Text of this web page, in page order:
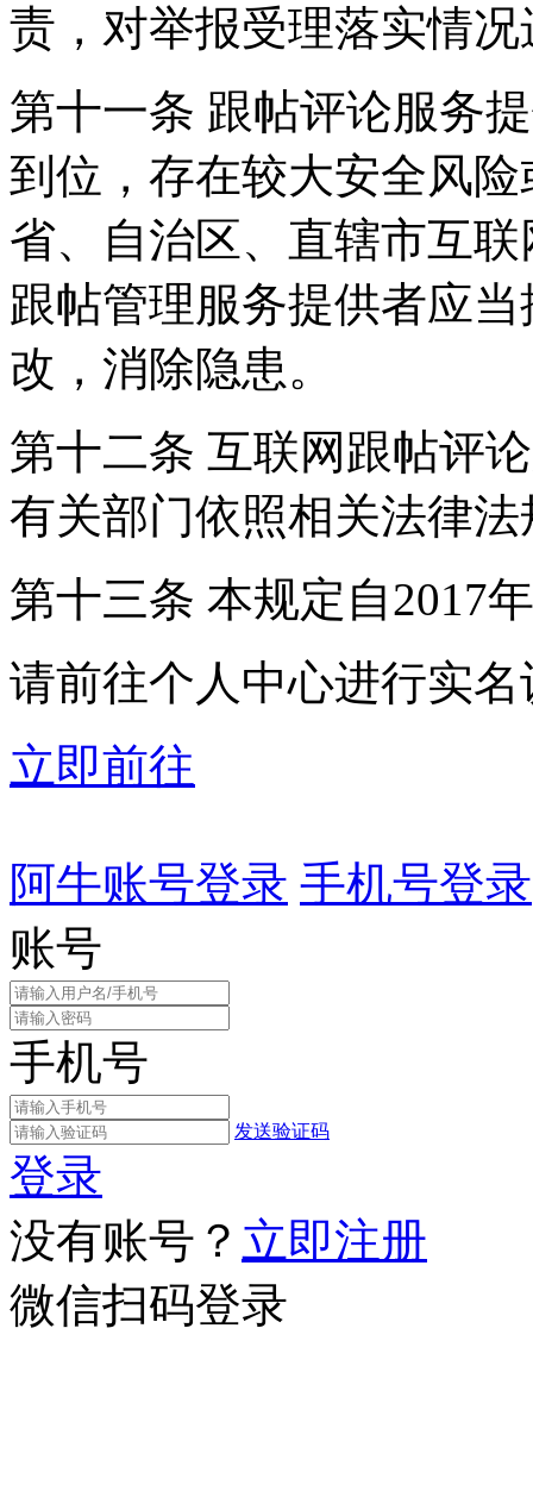
责，对举报受理落实情
第十一条 跟帖评论服务
到位，存在较大安全风
省、自治区、直辖市互
跟帖管理服务提供者应
改，消除隐患。
第十二条 互联网跟帖评
有关部门依照相关法律
第十三条 本规定自2017
请前往个人中心进行实名
立即前往
阿牛账号登录 手机号登录
账号
手机号
发送验证码
登录
没有账号？ 立即注册
微信扫码登录